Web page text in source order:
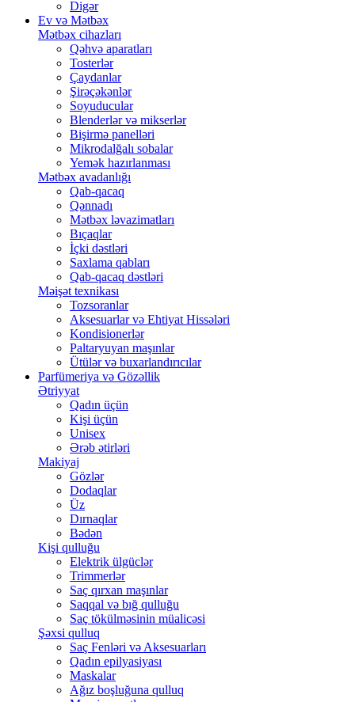
Digər
Ev və Mətbəx
Mətbəx cihazları
Qəhvə aparatları
Tosterlər
Çaydanlar
Şirəçəkənlər
Soyuducular
Blenderlər və mikserlər
Bişirmə panelləri
Mikrodalğalı sobalar
Yemək hazırlanması
Mətbəx avadanlığı
Qab-qacaq
Qənnadı
Mətbəx ləvazimatları
Bıçaqlar
İçki dəstləri
Saxlama qabları
Qab-qacaq dəstləri
Məişət texnikası
Tozsoranlar
Aksesuarlar və Ehtiyat Hissələri
Kondisionerlər
Paltaryuyan maşınlar
Ütülər və buxarlandırıcılar
Parfümeriya və Gözəllik
Ətriyyat
Qadın üçün
Kişi üçün
Unisex
Ərəb ətirləri
Makiyaj
Gözlər
Dodaqlar
Üz
Dırnaqlar
Bədən
Kişi qulluğu
Elektrik ülgüclər
Trimmerlər
Saç qırxan maşınlar
Saqqal və bığ qulluğu
Saç tökülməsinin müalicəsi
Şəxsi qulluq
Saç Fenləri və Aksesuarları
Qadın epilyasiyası
Maskalar
Ağız boşluğuna qulluq